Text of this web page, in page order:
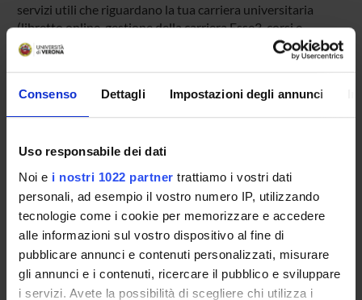
Consenso Dettagli Impostazioni degli annunci
Uso responsabile dei dati
Noi e i nostri 1022 partner trattiamo i vostri dati
personali, ad esempio il vostro numero IP, utilizzando
tecnologie come i cookie per memorizzare e accedere
alle informazioni sul vostro dispositivo al fine di
pubblicare annunci e contenuti personalizzati, misurare
gli annunci e i contenuti, ricercare il pubblico e sviluppare
i servizi. Avete la possibilità di scegliere chi utilizza i
servizi utili che riguardano la tua carriera universitaria
(libretto online, gestione della carriera Esse3, corsi e-
learning, email istituzionale, modulistica di segreteria,
procedure amministrative, ecc.).
potrai ricevere notifica di tutti gli avvisi dei tuoi docenti e
della tua segreteria via mail e anche tramite l'app Univr.
MYUNIVR
Presentazione
Come iscriversi
Insegnamenti
Calendario didattico